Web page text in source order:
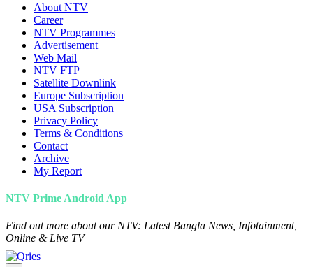
About NTV
Career
NTV Programmes
Advertisement
Web Mail
NTV FTP
Satellite Downlink
Europe Subscription
USA Subscription
Privacy Policy
Terms & Conditions
Contact
Archive
My Report
NTV Prime Android App
Find out more about our NTV: Latest Bangla News, Infotainment,
Online & Live TV